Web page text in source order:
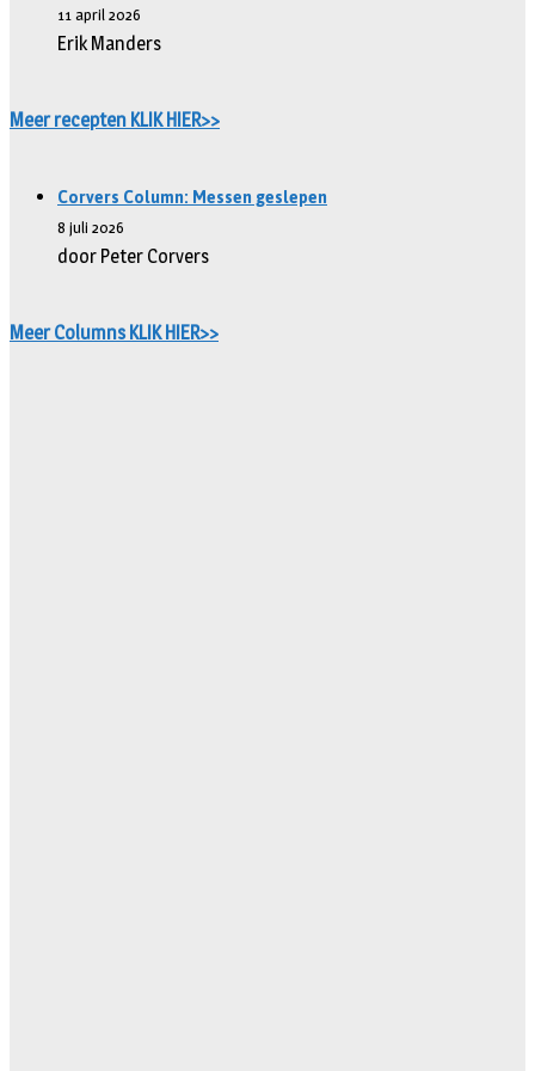
11 april 2026
Erik Manders
Meer recepten KLIK HIER>>
Corvers Column: Messen geslepen
8 juli 2026
door Peter Corvers
Meer Columns KLIK HIER>>